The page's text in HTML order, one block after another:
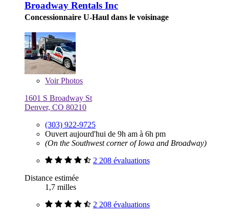
Broadway Rentals Inc
Concessionnaire U-Haul dans le voisinage
VoirPhotos
1601 S Broadway St
Denver, CO 80210
(303) 922-9725
Ouvert aujourd'hui de 9h am à 6h pm
(On the Southwest corner of Iowa and Broadway)
2 208 évaluations
Distance estimée
1,7 milles
2 208 évaluations